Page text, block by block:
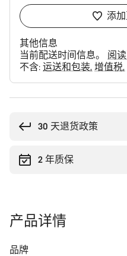
添
其他信息
当前配送时间信息。 阅
不含: 运送和包装 增值税
30 天退货政策
2 年质保
产品详情
品牌